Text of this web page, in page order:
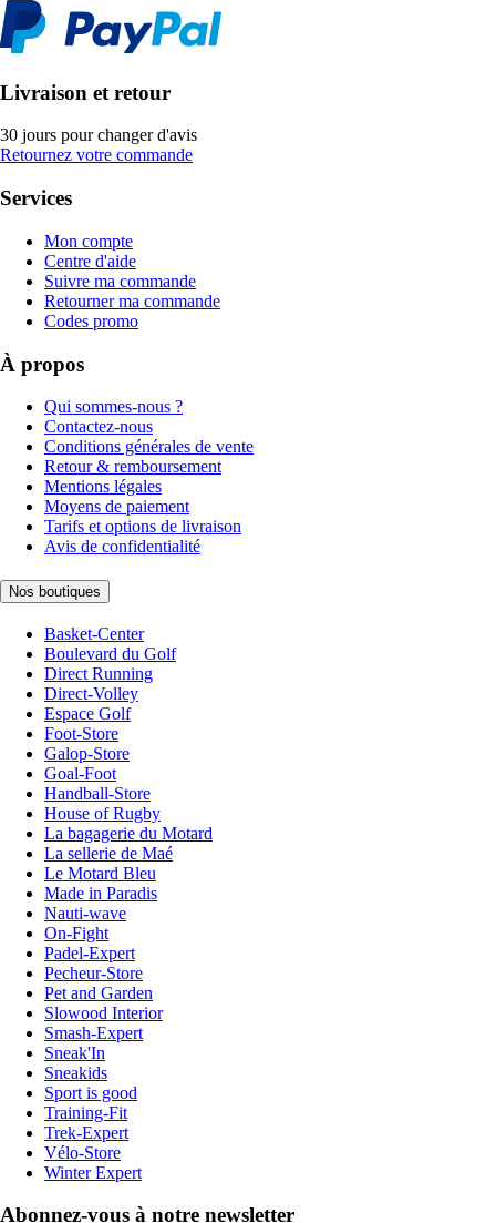
Livraison et retour
30 jours pour changer d'avis
Retournez votre commande
Services
Mon compte
Centre d'aide
Suivre ma commande
Retourner ma commande
Codes promo
À propos
Qui sommes-nous ?
Contactez-nous
Conditions générales de vente
Retour & remboursement
Mentions légales
Moyens de paiement
Tarifs et options de livraison
Avis de confidentialité
Nos boutiques
Basket-Center
Boulevard du Golf
Direct Running
Direct-Volley
Espace Golf
Foot-Store
Galop-Store
Goal-Foot
Handball-Store
House of Rugby
La bagagerie du Motard
La sellerie de Maé
Le Motard Bleu
Made in Paradis
Nauti-wave
On-Fight
Padel-Expert
Pecheur-Store
Pet and Garden
Slowood Interior
Smash-Expert
Sneak'In
Sneakids
Sport is good
Training-Fit
Trek-Expert
Vélo-Store
Winter Expert
Abonnez-vous à notre newsletter